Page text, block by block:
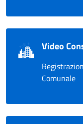
Video
Comunale